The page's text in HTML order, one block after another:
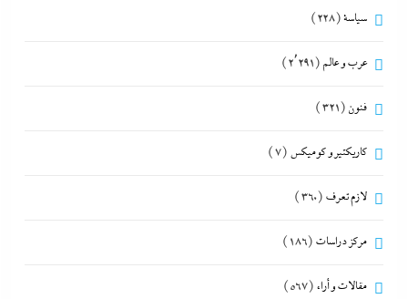
سياسة(228)
عرب و عالم (2٬291)
فنون (321)
كاريكتير و كوميكس (7)
لازم تعرف (360)
مركز دراسات (186)
مقالات و أراء (567)